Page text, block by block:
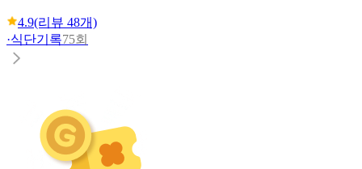
4.9(리뷰 48개)
·식단기록75회